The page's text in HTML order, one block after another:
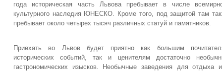
года историческая часть Львова пребывает в числе
культурного наследия ЮНЕСКО. Кроме того, под защитой там
пребывает около четырех тысяч различных статуй и памятников.
Приехать во Львов будет приятно как большим
исторических событий, так и ценителям достаточно
гастрономических изысков. Необычные заведения для отдыха